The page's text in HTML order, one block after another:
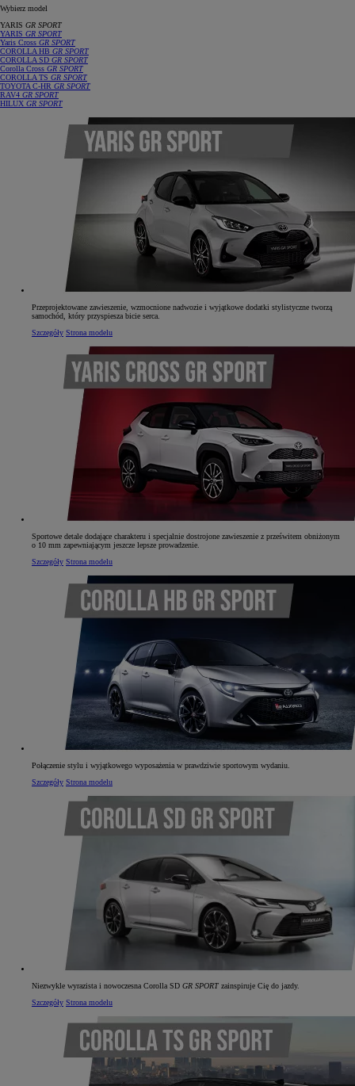
Wybierz model
YARIS GR SPORT
YARIS GR SPORT
Yaris Cross GR SPORT
COROLLA HB GR SPORT
COROLLA SD GR SPORT
Corolla Cross GR SPORT
COROLLA TS GR SPORT
TOYOTA C‑HR GR SPORT
RAV4 GR SPORT
HILUX GR SPORT
Przeprojektowane zawieszenie, wzmocnione nadwozie i wyjątkowe dodatki stylistyczne tworzą
samochód, który przyspiesza bicie serca.
Szczegóły Strona modelu
Sportowe detale dodające charakteru i specjalnie dostrojone zawieszenie z prześwitem obniżonym
o 10 mm zapewniającym jeszcze lepsze prowadzenie.
Szczegóły Strona modelu
Połączenie stylu i wyjątkowego wyposażenia w prawdziwie sportowym wydaniu.
Szczegóły Strona modelu
Niezwykle wyrazista i nowoczesna Corolla SD GR SPORT zainspiruje Cię do jazdy.
Szczegóły Strona modelu